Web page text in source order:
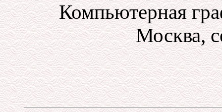
Компьютерная
Москва,